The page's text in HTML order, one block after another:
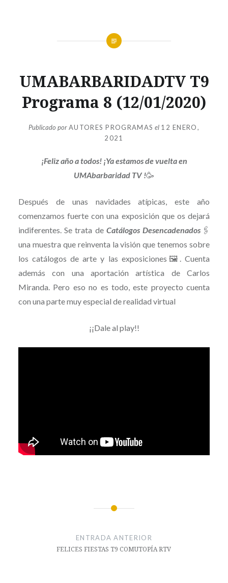
TV
UMABARBARIDADTV T9
Programa 8 (12/01/2020)
Publicado porAUTORES PROGRAMAS el 12 ENERO,
2021
¡Feliz año a todos! ¡Ya estamos de vuelta en
UMAbarbaridad TV !🥳
Después de unas navidades atípicas, este año
comenzamos fuerte con una exposición que os dejará
indiferentes. Se trata de Catálogos Desencadenados🖇
una muestra que reinventa la visión que tenemos sobre
los catálogos de arte y las exposiciones🖼. Cuenta
además con una aportación artística de Carlos
Miranda. Pero eso no es todo, este proyecto cuenta
con una parte muy especial de realidad virtual
¡¡Dale al play!!
Catálogos
Desencadenados
entradas
ENTRADA ANTERIOR
FELICES FIESTAS T9 COMUTOPÍA RTV